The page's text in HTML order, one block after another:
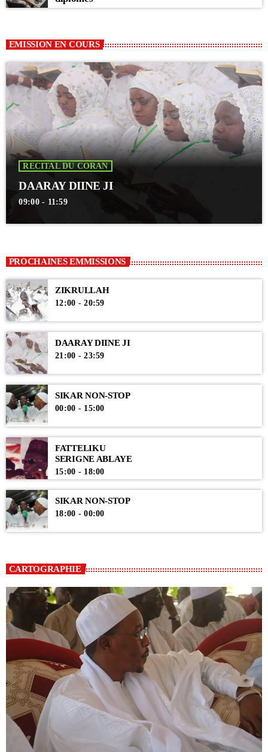
EMISSION EN COURS
RECITAL DU CORAN
DAARAY DIINE JI
09:00 - 11:59
PROCHAINES EMMISSIONS
ZIKRULLAH
12:00 - 20:59
DAARAY DIINE JI
21:00 - 23:59
SIKAR NON-STOP
00:00 - 15:00
FATTELIKU
SERIGNE ABLAYE
15:00 - 18:00
SIKAR NON-STOP
18:00 - 00:00
CARTOGRAPHIE